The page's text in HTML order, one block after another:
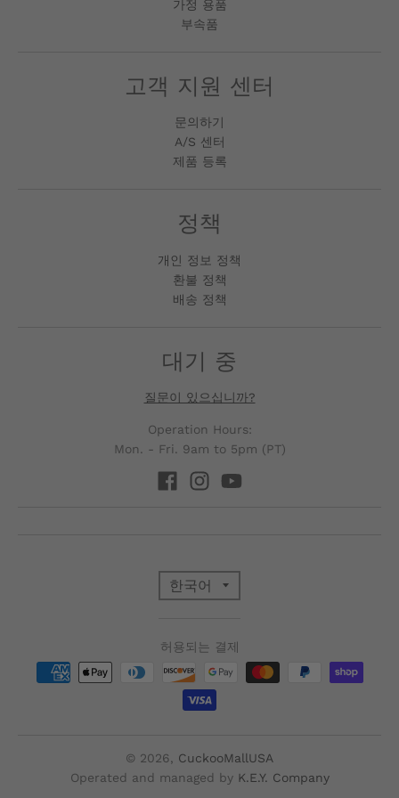
가정 용품
부속품
고객 지원 센터
문의하기
A/S 센터
제품 등록
정책
개인 정보 정책
환불 정책
배송 정책
대기 중
질문이 있으십니까?
Operation Hours:
Mon. - Fri. 9am to 5pm (PT)
T
R
A
S
한국어
허용되는 결제
© 2026, CuckooMallUSA
Operated and managed by K.E.Y. Company